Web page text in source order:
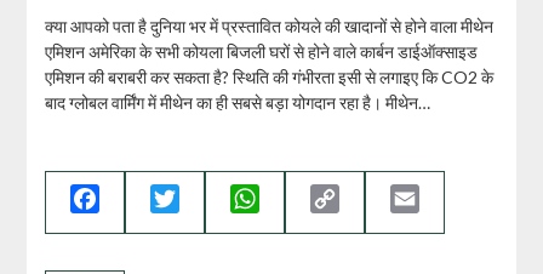
क्या आपको पता है दुनिया भर में प्रस्तावित कोयले की खादानों से होने वाला मीथेन
एमिशन अमेरिका के सभी कोयला बिजली घरों से होने वाले कार्बन डाईऑक्साइड
एमिशन की बराबरी कर सकता है? स्थिति की गंभीरता इसी से लगाइए कि CO2 के
बाद ग्लोबल वार्मिंग में मीथेन का ही सबसे बड़ा योगदान रहा है। मीथेन…
Facebook Twitter WhatsApp
Link